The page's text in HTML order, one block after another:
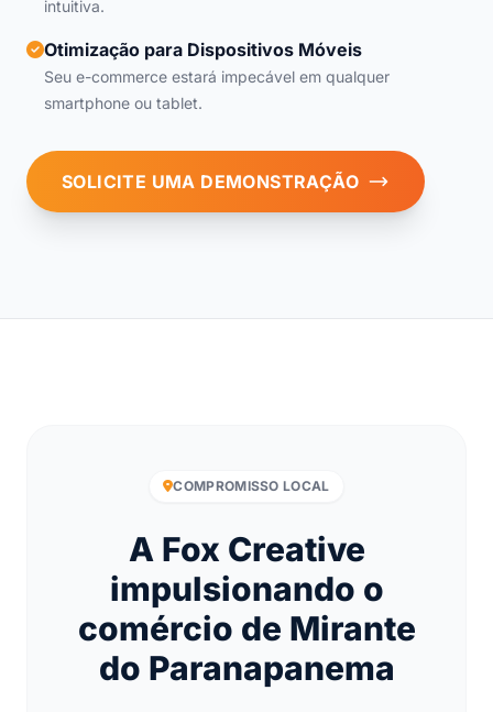
intuitiva.
Otimização para Dispositivos Móveis
Seu e-commerce estará impecável em qualquer
smartphone ou tablet.
SOLICITE UMA DEMONSTRAÇÃO
COMPROMISSO LOCAL
A Fox Creative
impulsionando o
comércio de Mirante
do Paranapanema